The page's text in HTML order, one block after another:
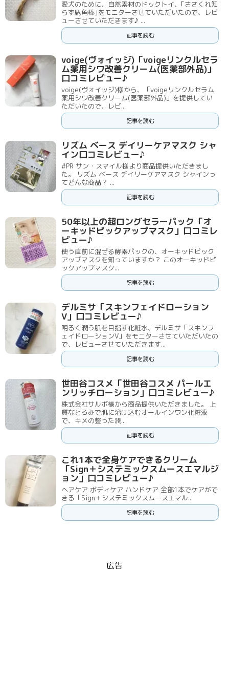
愛犬のために、自然素材のドックトイ、｢ささくれ知
らず鹿角棒｣をモニターさせていただいたので、レビ
ューさせていただきます♪ ...
記事を読む
voige(ヴォイッジ)「voigeリンクルセラ
ム薬用シワ改善クリーム(医薬部外品)」
口コミレビュー♪
voige(ヴォイッジ)様から、「voigeリンクルセラム
薬用シワ改善クリーム(医薬部外品)」を提供してい
ただいたので、レビ...
記事を読む
リズム ベース デイリーケアマスク シャ
イン口コミレビュー♪
#PR サン・スマイル様より商品提供いただきまし
た。 リズム ベース デイリーケアマスク シャインっ
てどんな商品？ ...
記事を読む
50年以上の超ロングセラーパック「オ
ーキッドピックアップマスク」口コミレ
ビュー♪
使う直前に混ぜる酵素パックの、オーキッドピック
アップマスクを知っていますか？ このオーキッドピ
ックアップマスク...
記事を読む
デルミサ「スキンフェイドローション
V」口コミレビュー♪
明るく潤う肌を目指す化粧水、デルミサ「スキンフ
ェイドローションV」をモニターさせていただいたの
で、レビューさせていただきます...
記事を読む
世田谷コスメ「世田谷コスメ パールエ
ンリッチローション」口コミレビュー♪
株式会社サルボ様から商品提供いただきました。 上
質なとろみで肌に溶け込むオールインワン化粧液
で、キメの整った潤...
記事を読む
これ1本で全身ケアできるクリーム
「Sign＋システミックスムースエマルジ
ョン」口コミレビュー♪
ヘアケア ボディケア ハンドケア 全部1本でケアがで
きる「Sign＋システミックスムースエマル...
記事を読む
広告